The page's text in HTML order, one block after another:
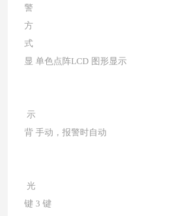
警
方
式
显
示
单色点阵LCD 图形显示
背
光
手动，报警时自动
键 3 键